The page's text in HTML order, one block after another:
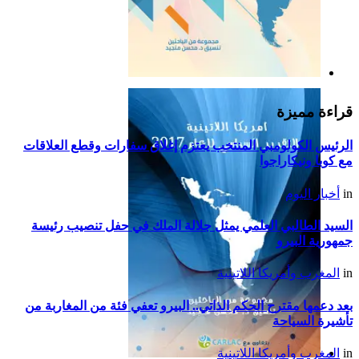
التقرير السياسي لأمريكا
اللاتينية للعام 2019
قراءة مميزة
الرئيس الكولومبي المنتخب يعتزم إغلاق سفارات وقطع العلاقات
مع كوبا ونيكاراجوا
in أخبار اليوم
السيد الطالبي العلمي يمثل جلالة الملك في حفل تنصيب رئيسة
جمهورية البيرو
in المغرب وأمريكا اللاتينية
بعد دعمها مقترح الحكم الذاتي.. البيرو تعفي فئة من المغاربة من
تأشيرة السياحة
in المغرب وأمريكا اللاتينية